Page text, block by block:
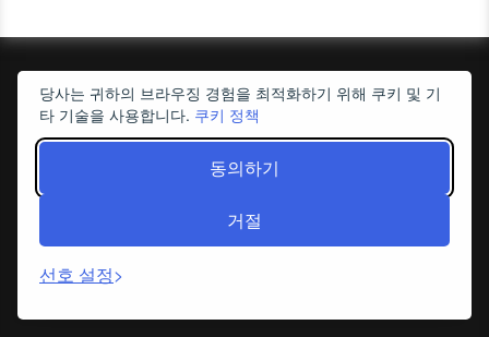
당사는 귀하의 브라우징 경험을 최적화하기 위해 쿠키 및 기
타 기술을 사용합니다. 쿠키 정책
동의하기
거절
선호 설정